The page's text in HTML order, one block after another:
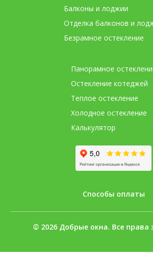
Балконы и лоджии
Отделка балконов и
Безрамное остекление
Панорамное
Остекление котеджей
Теплое остекление
Холодное остекление
Калькулятор
Способы оплаты
© 2026 Добрые окна. Все